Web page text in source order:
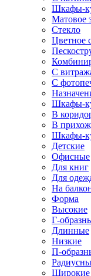
Шкафы-
Матовое
Стекло
Цветное
С
С
Шкафы-
В
В
Шкафы-
Детские
Офисные
Для книг
Для
На
Форма
Высокие
Г-
Длинные
Низкие
П-
Широкие